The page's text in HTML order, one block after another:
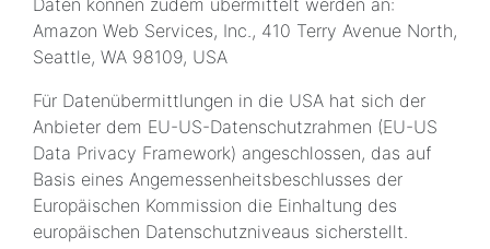
Amazon Web Services, Inc., 410 Terry Avenue North,
Seattle, WA 98109, USA
Für Datenübermittlungen in die USA hat sich der
Anbieter dem EU-US-Datenschutzrahmen (EU-US
Data Privacy Framework) angeschlossen, das auf
Basis eines Angemessenheitsbeschlusses der
Europäischen Kommission die Einhaltung des
europäischen Datenschutzniveaus sicherstellt.